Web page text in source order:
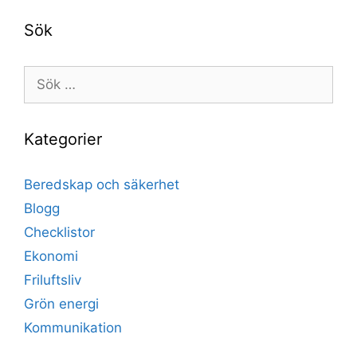
Sök
Sök
efter:
Kategorier
Beredskap och säkerhet
Blogg
Checklistor
Ekonomi
Friluftsliv
Grön energi
Kommunikation